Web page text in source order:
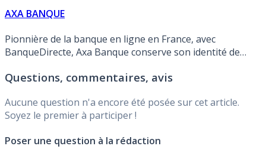
AXA BANQUE
Pionnière de la banque en ligne en France, avec
BanqueDirecte, Axa Banque conserve son identité de
réseau Axa.
Questions, commentaires, avis
Aucune question n'a encore été posée sur cet article.
Soyez le premier à participer !
Poser une question à la rédaction